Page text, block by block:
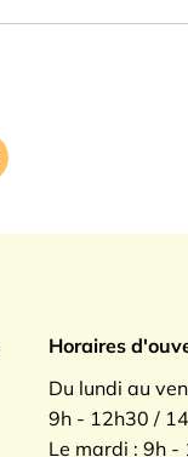
Horaires
Du lundi au
9h - 12h30 /
Le mardi : 9h